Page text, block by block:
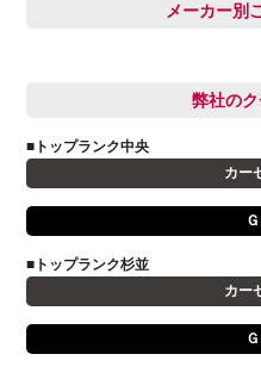
多田 健人
小澤 孝久
小野 利公
山本 大輔
岩井 裕一
メーカー別
FIAT
アストンマーティン
アルファロメオ
キャデラック
弊社の
■トップランク中央
カー
■トップランク杉並
カー